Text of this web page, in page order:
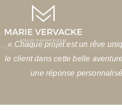
« Chaque projet est un rêve
le client dans cette belle
une réponse